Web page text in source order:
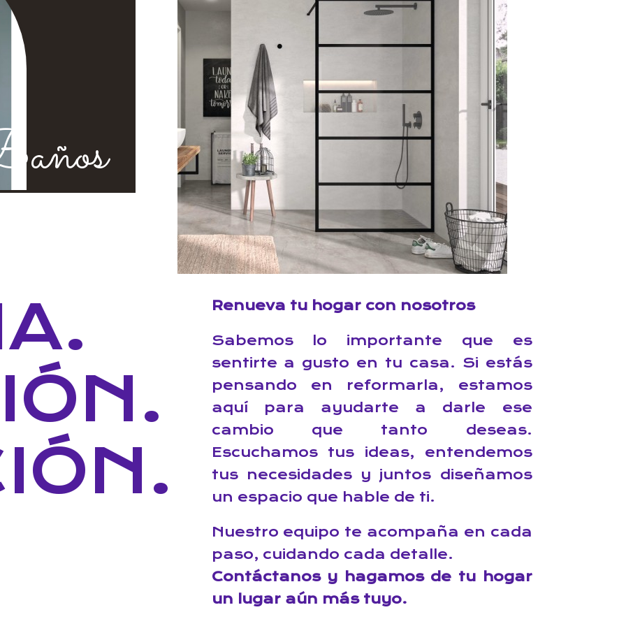
Renueva tu hogar con nosotros
Sabemos lo importante que es
sentirte a gusto en tu casa. Si estás
pensando en reformarla, estamos
aquí para ayudarte a darle ese
cambio que tanto deseas.
Escuchamos tus ideas, entendemos
tus necesidades y juntos diseñamos
un espacio que hable de ti.
Nuestro equipo te acompaña en cada
paso, cuidando cada detalle.
Contáctanos y hagamos de tu hogar
un lugar aún más tuyo.